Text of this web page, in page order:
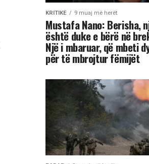
KRITIKE 9 muaj më herët
Mustafa Nano: Berisha,
është duke e bërë në
Një i mbaruar, që mbeti
për të mbrojtur fëmijët